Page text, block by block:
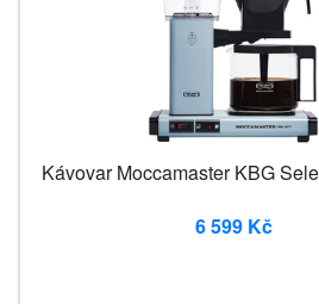
Kávovar Moccamaster KBG
6 599 Kč